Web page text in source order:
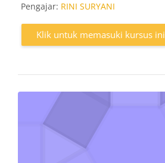
Pengajar: RINI SURYANI
Klik untuk memasuki kursus ini